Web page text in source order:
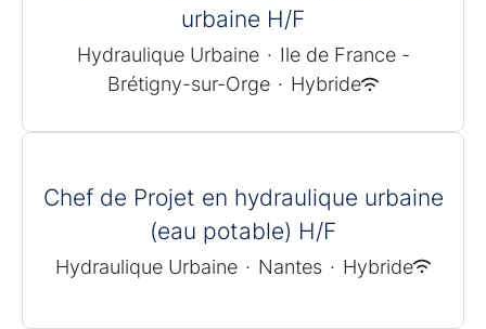
urbaine H/F
Hydraulique Urbaine · Ile de France -
Brétigny-sur-Orge · Hybride
Chef de Projet en hydraulique urbaine
(eau potable) H/F
Hydraulique Urbaine · Nantes · Hybride